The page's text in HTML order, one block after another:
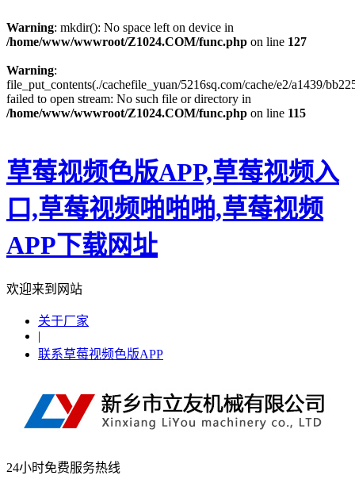
Warning: mkdir(): No space left on device in
/home/www/wwwroot/Z1024.COM/func.php on line 127
Warning:
file_put_contents(./cachefile_yuan/5216sq.com/cache/e2/a1439/
failed to open stream: No such file or directory in
/home/www/wwwroot/Z1024.COM/func.php on line 115
草莓视频色版APP,草莓视频入
口,草莓视频啪啪啪,草莓视频
APP下载网址
欢迎来到网站
关于厂家
|
联系草莓视频色版APP
24小时免费服务热线